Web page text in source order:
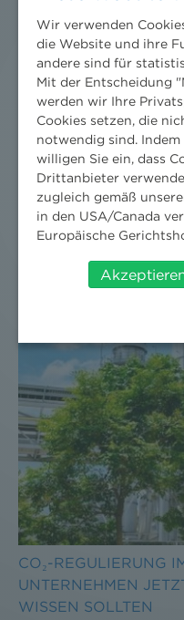
CO₂-REGULIERUNG
UNTERNEHMEN
WISSEN SOLLTEN
Wir verwenden
die Website und ihre
andere sind für
Mit der Entscheidung
werden wir Ihre
Cookies setzen, die
notwendig sind.
willigen Sie ein, dass
Drittanbieter
zugleich gemäß
in den USA/Canada
Europäische
insbesondere das
Behörden, zu
werden können.
Bildschirmrand ein
Einwilligung
Weitere Infomationen
Datenschutzerklärung